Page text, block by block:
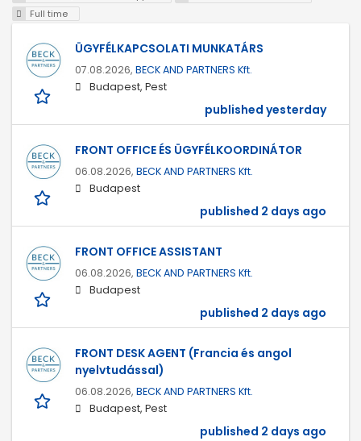
Full time
ÜGYFÉLKAPCSOLATI MUNKATÁRS
07.08.2026, BECK AND PARTNERS Kft.
Budapest, Pest
published yesterday
FRONT OFFICE ÉS ÜGYFÉLKOORDINÁTOR
06.08.2026, BECK AND PARTNERS Kft.
Budapest
published 2 days ago
FRONT OFFICE ASSISTANT
06.08.2026, BECK AND PARTNERS Kft.
Budapest
published 2 days ago
FRONT DESK AGENT (Francia és angol
nyelvtudással)
06.08.2026, BECK AND PARTNERS Kft.
Budapest, Pest
published 2 days ago